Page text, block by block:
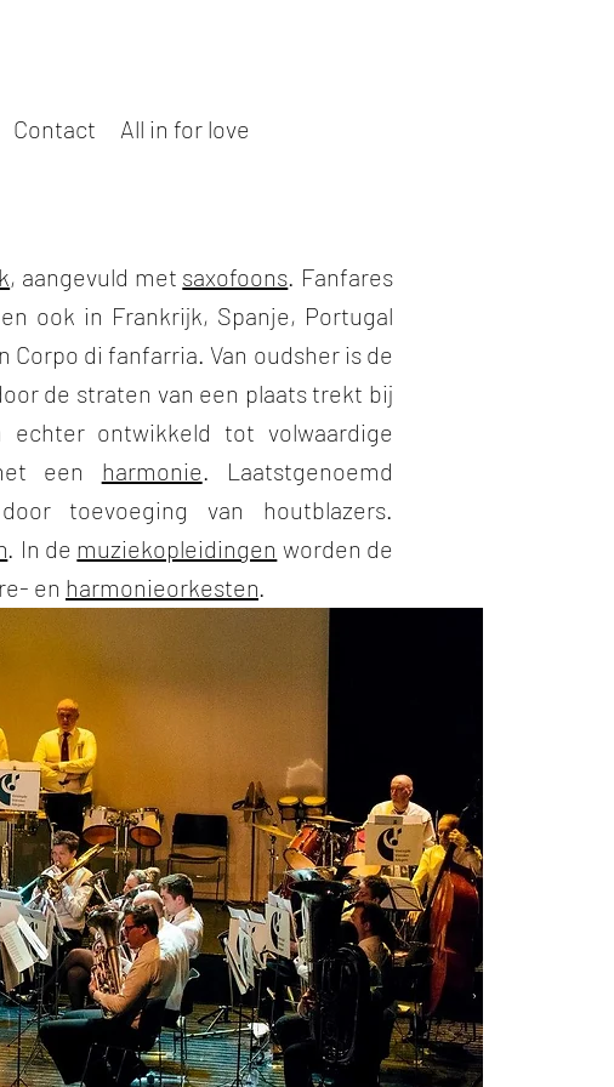
Contact All in for love
, aangevuld met saxofoons. Fanfares
ook in Frankrijk, Spanje, Portugal
Corpo di fanfarria. Van oudsher is de
de straten van een plaats trekt bij
echter ontwikkeld tot volwaardige
een harmonie. Laatstgenoemd
toevoeging van houtblazers.
. In de muziekopleidingen worden de
en harmonieorkesten.